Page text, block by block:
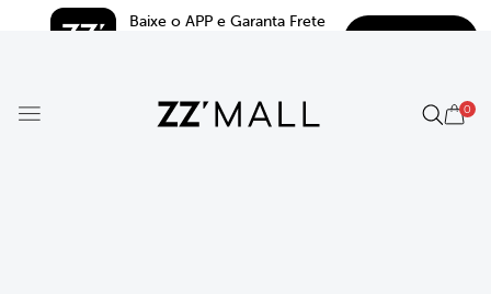
Baixe o APP e Garanta Frete
0